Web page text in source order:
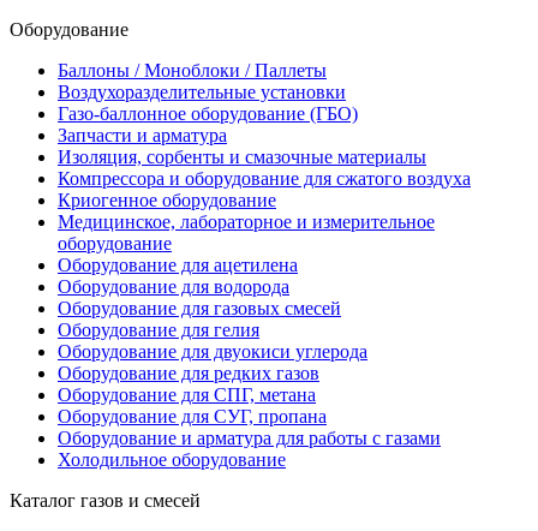
Оборудование
Баллоны / Моноблоки / Паллеты
Воздухоразделительные установки
Газо-баллонное оборудование (ГБО)
Запчасти и арматура
Изоляция, сорбенты и смазочные материалы
Компрессора и оборудование для сжатого воздуха
Криогенное оборудование
Медицинское, лабораторное и измерительное
оборудование
Оборудование для ацетилена
Оборудование для водорода
Оборудование для газовых смесей
Оборудование для гелия
Оборудование для двуокиси углерода
Оборудование для редких газов
Оборудование для СПГ, метана
Оборудование для СУГ, пропана
Оборудование и арматура для работы с газами
Холодильное оборудование
Каталог газов и смесей